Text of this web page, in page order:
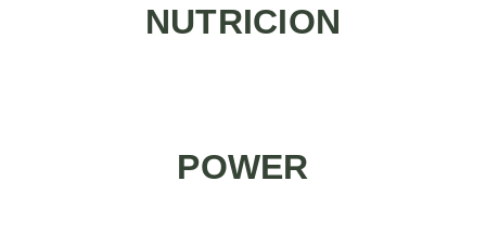
NUTRICION
POWER